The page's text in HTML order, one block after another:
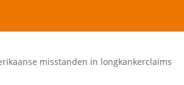
misstanden in longkankerclaims